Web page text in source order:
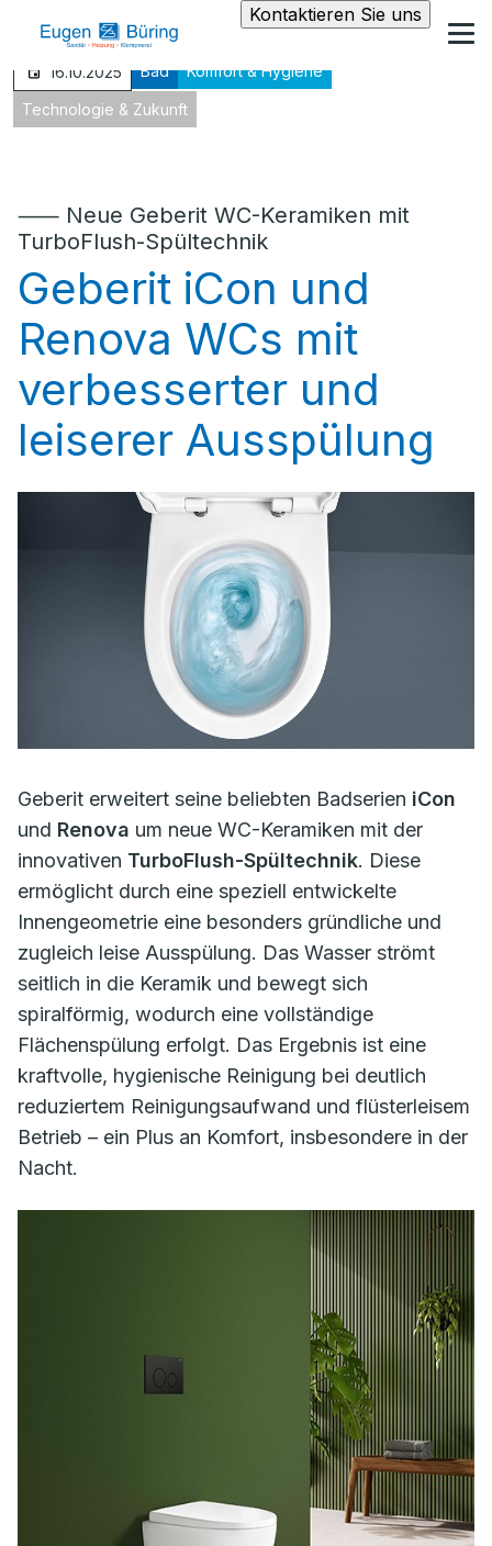
Kontaktieren Sie uns
16.10.2025 Bad Komfort & Hygiene
Technologie & Zukunft
⸺ Neue Geberit WC-Keramiken mit
TurboFlush-Spültechnik
Geberit iCon und
Renova WCs mit
verbesserter und
leiserer Ausspülung
Geberit erweitert seine beliebten Badserien iCon
und Renova um neue WC-Keramiken mit der
innovativen TurboFlush-Spültechnik. Diese
ermöglicht durch eine speziell entwickelte
Innengeometrie eine besonders gründliche und
zugleich leise Ausspülung. Das Wasser strömt
seitlich in die Keramik und bewegt sich
spiralförmig, wodurch eine vollständige
Flächenspülung erfolgt. Das Ergebnis ist eine
kraftvolle, hygienische Reinigung bei deutlich
reduziertem Reinigungsaufwand und flüsterleisem
Betrieb – ein Plus an Komfort, insbesondere in der
Nacht.